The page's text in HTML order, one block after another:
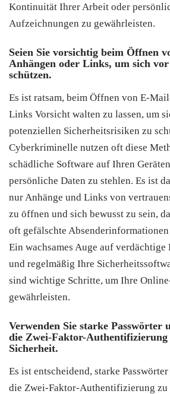
Kontinuität Ihrer Arbeit oder
Aufzeichnungen zu gewährleisten.
Seien Sie vorsichtig beim Öffnen
Anhängen oder Links, um sich
schützen.
Es ist ratsam, beim Öffnen von E-
Links Vorsicht walten zu lassen, um
potenziellen Sicherheitsrisiken zu
Cyberkriminelle nutzen oft diese
schädliche Software auf Ihren
persönliche Daten zu stehlen. Es ist
nur Anhänge und Links von
zu öffnen und sich bewusst zu sein,
oft gefälschte
Ein wachsames Auge auf verdächtige
und regelmäßig Ihre
sind wichtige Schritte, um Ihre
gewährleisten.
Verwenden Sie starke Passwörter
die Zwei-Faktor-Authentifizierung
Sicherheit.
Es ist entscheidend, starke
die Zwei-Faktor-Authentifizierung zu